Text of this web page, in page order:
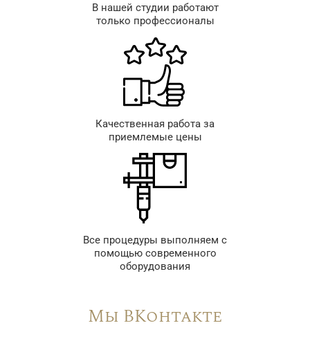
В нашей студии работают
только профессионалы
Качественная работа за
приемлемые цены
Все процедуры выполняем с
помощью современного
оборудования
Мы ВКонтакте